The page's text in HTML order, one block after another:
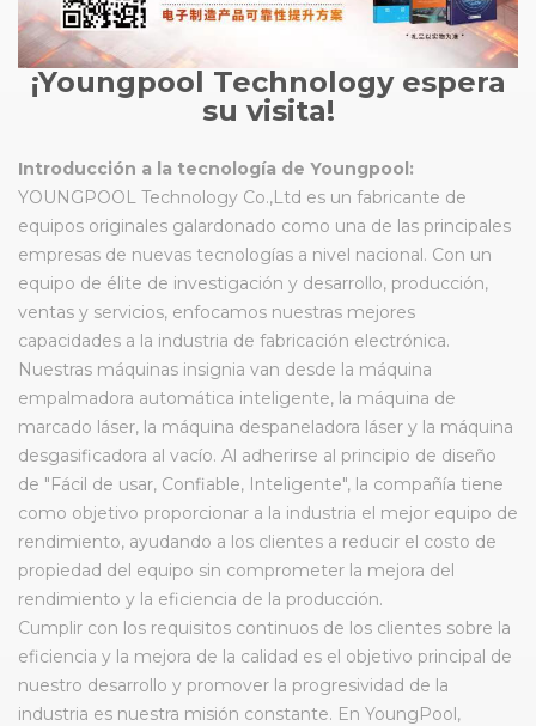
¡Youngpool Technology espera
su visita!
Introducción a la tecnología de Youngpool:
YOUNGPOOL Technology Co.,Ltd es un fabricante de
equipos originales galardonado como una de las principales
empresas de nuevas tecnologías a nivel nacional. Con un
equipo de élite de investigación y desarrollo, producción,
ventas y servicios, enfocamos nuestras mejores
capacidades a la industria de fabricación electrónica.
Nuestras máquinas insignia van desde la máquina
empalmadora automática inteligente, la máquina de
marcado láser, la máquina despaneladora láser y la máquina
desgasificadora al vacío. Al adherirse al principio de diseño
de "Fácil de usar, Confiable, Inteligente", la compañía tiene
como objetivo proporcionar a la industria el mejor equipo de
rendimiento, ayudando a los clientes a reducir el costo de
propiedad del equipo sin comprometer la mejora del
rendimiento y la eficiencia de la producción.
Cumplir con los requisitos continuos de los clientes sobre la
eficiencia y la mejora de la calidad es el objetivo principal de
nuestro desarrollo y promover la progresividad de la
industria es nuestra misión constante. En YoungPool,